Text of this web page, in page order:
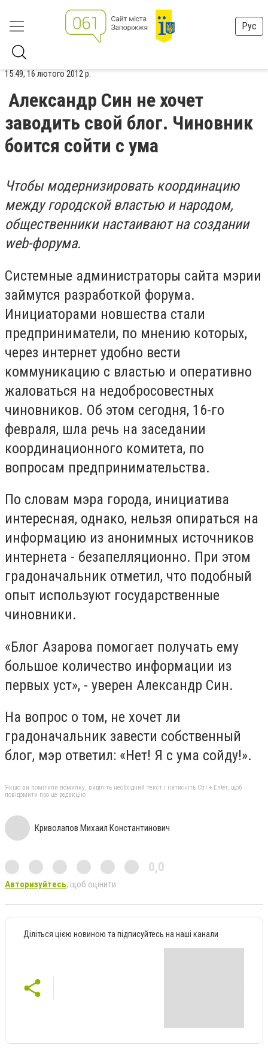
Рус
15:49, 16 лютого 2012 р.
Александр Син не хочет
заводить свой блог. Чиновник
боится сойти с ума
Чтобы модернизировать координацию
между городской властью и народом,
общественники настаивают на создании
web-форума.
Системные администраторы сайта мэрии
займутся разработкой форума.
Инициаторами новшества стали
предприниматели, по мнению которых,
через интернет удобно вести
коммуникацию с властью и оперативно
жаловаться на недобросовестных
чиновников. Об этом сегодня, 16-го
февраля, шла речь на заседании
координационного комитета, по
вопросам предпринимательства.
По словам мэра города, инициатива
интересная, однако, нельзя опираться на
информацию из анонимных источников
интернета - безапелляционно. При этом
градоначальник отметил, что подобный
опыт используют государственные
чиновники.
«Блог Азарова помогает получать ему
большое количество информации из
первых уст», - уверен Александр Син.
На вопрос о том, не хочет ли
градоначальник завести собственный
блог, мэр ответил: «Нет! Я с ума сойду!».
Якщо ви помітили помилку, виділіть необхідний текст і натисніть Ctrl + Enter, щоб
повідомити про це редакцію
Криволапов Михаил Константинович
0,0
Авторизуйтесь, щоб оцінити
Діліться цією новиною та підписуйтесь на наші канали